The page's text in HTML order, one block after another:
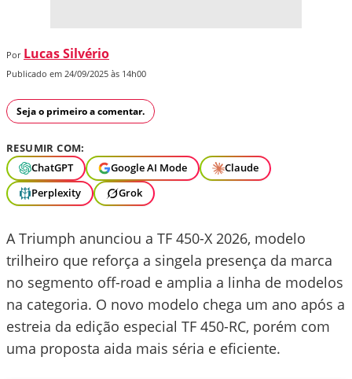
Por Lucas Silvério
Publicado em 24/09/2025 às 14h00
Seja o primeiro a comentar.
RESUMIR COM:
ChatGPT
Google AI Mode
Claude
Perplexity
Grok
A Triumph anunciou a TF 450-X 2026, modelo
trilheiro que reforça a singela presença da marca
no segmento off-road e amplia a linha de modelos
na categoria. O novo modelo chega um ano após a
estreia da edição especial TF 450-RC, porém com
uma proposta aida mais séria e eficiente.